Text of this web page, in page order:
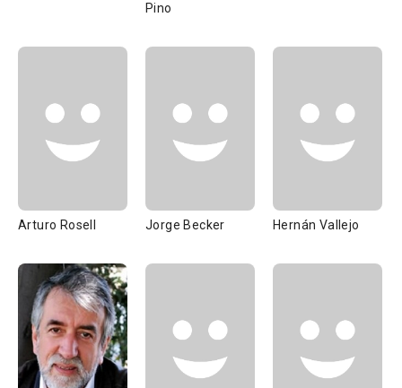
Pino
Arturo Rosell Jorge Becker Hernán Vallejo